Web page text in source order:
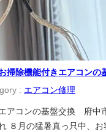
掃除機能付きエアコンの
: エアコン修理
アコンの基盤交換 府中
８月の猛暑真っ只中、お